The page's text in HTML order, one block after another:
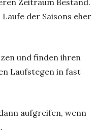
Zeitraum Bestand.
der Saisons eher
und finden ihren
Laufstegen in fast
aufgreifen, wenn